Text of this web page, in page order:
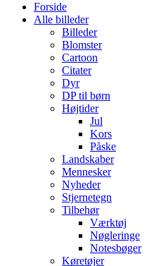
Forside
Alle billeder
Billeder
Blomster
Cartoon
Citater
Dyr
DP til børn
Højtider
Jul
Kors
Påske
Landskaber
Mennesker
Nyheder
Stjernetegn
Tilbehør
Værktøj
Nøgleringe
Notesbøger
Køretøjer